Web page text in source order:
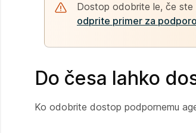
Dostop odobrite le, če ste
odprite primer za podporo
Do česa lahko
Ko odobrite dostop podpornemu